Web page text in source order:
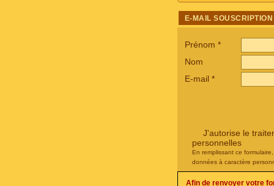
E-MAIL SOUSCRIPTION
Prénom *
Nom
E-mail *
J'autorise le
personnelles
En remplissant ce
données à caractère
Afin de renvoyer votre